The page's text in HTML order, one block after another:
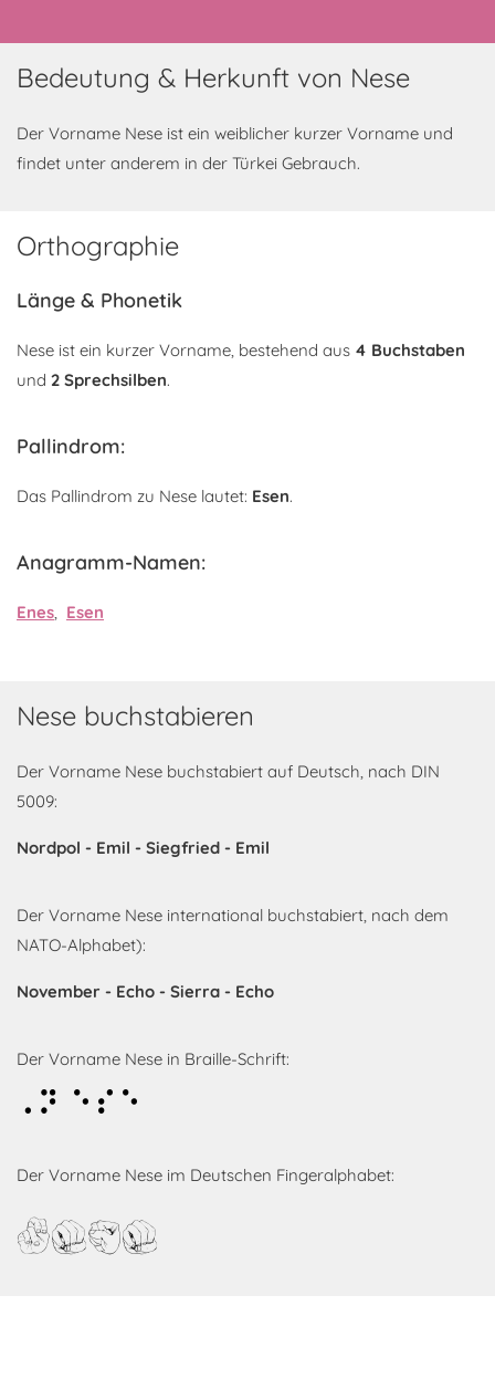
Bedeutung & Herkunft von Nese
Der Vorname Nese ist ein weiblicher kurzer Vorname und
findet unter anderem in der Türkei Gebrauch.
Orthographie
Länge & Phonetik
Nese ist ein kurzer Vorname, bestehend aus 4 Buchstaben
und 2 Sprechsilben.
Pallindrom:
Das Pallindrom zu Nese lautet: Esen.
Anagramm-Namen:
Enes, Esen
Nese buchstabieren
Der Vorname Nese buchstabiert auf Deutsch, nach DIN
5009:
Nordpol - Emil - Siegfried - Emil
Der Vorname Nese international buchstabiert, nach dem
NATO-Alphabet):
November - Echo - Sierra - Echo
Der Vorname Nese in Braille-Schrift:
Nese
Der Vorname Nese im Deutschen Fingeralphabet:
Nese